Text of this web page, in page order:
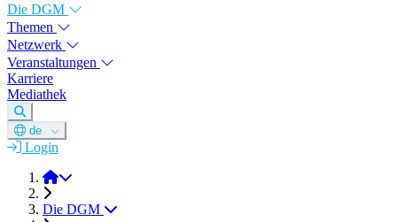
Die DGM
Themen
Netzwerk
Veranstaltungen
Karriere
Mediathek
de
Login
DGM e.V.
Die DGM